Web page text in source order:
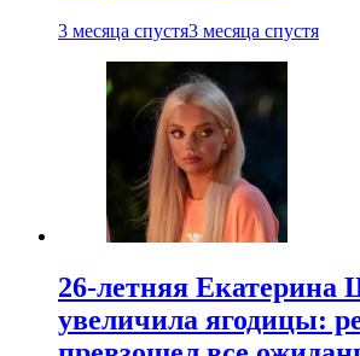
3 месяца спустя3 месяца спустя
26-летняя Екатерина
увеличила ягодицы: